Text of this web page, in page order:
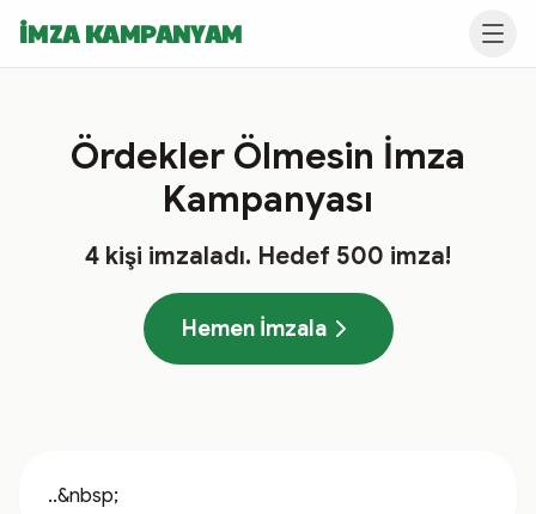
İMZA KAMPANYAM
Ördekler Ölmesin İmza
Kampanyası
4 kişi imzaladı. Hedef 500 imza!
Hemen İmzala
..&nbsp;